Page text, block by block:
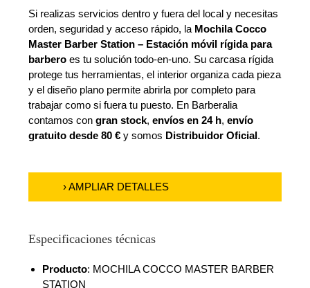
Si realizas servicios dentro y fuera del local y necesitas
orden, seguridad y acceso rápido, la Mochila Cocco
Master Barber Station – Estación móvil rígida para
barbero es tu solución todo-en-uno. Su carcasa rígida
protege tus herramientas, el interior organiza cada pieza
y el diseño plano permite abrirla por completo para
trabajar como si fuera tu puesto. En Barberalia
contamos congran stock,envíos en 24 h,envío
gratuito desde 80 € y somos Distribuidor Oficial.
› AMPLIAR DETALLES
Especificaciones técnicas
Producto: MOCHILA COCCO MASTER BARBER
STATION